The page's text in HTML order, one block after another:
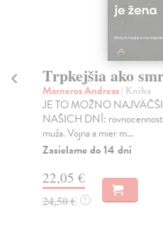
Trpkejšia ako
Marneros Andreas| Kniha
JE TO MOŽNO
NAŠICH DNÍ: rovnocennosť
muža. Vojna a mier m...
Zasielame do 14 dní
22,05 €
24,50 € ?